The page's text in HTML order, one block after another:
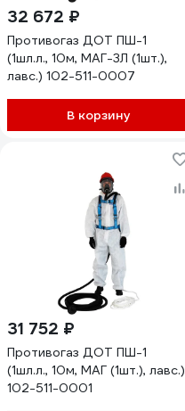
32 672 ₽
Противогаз ДОТ ПШ-1
(1шл.л., 10м, МАГ-3Л (1шт.),
лавс.) 102-511-0007
В корзину
31 752 ₽
Противогаз ДОТ ПШ-1
(1шл.л., 10м, МАГ (1шт.), лавс.)
102-511-0001